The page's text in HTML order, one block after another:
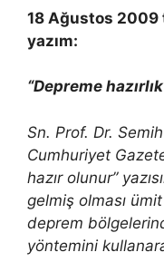
18 Ağustos 2009
yazım:
“Depreme
Sn. Prof. Dr. Semih
Cumhuriyet
hazır olunur”
gelmiş olması
deprem
yöntemini